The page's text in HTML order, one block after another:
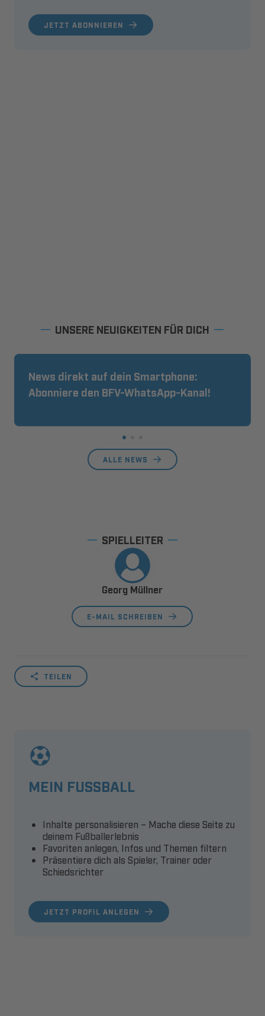
JETZT ABONNIEREN
UNSERE NEUIGKEITEN FÜR DICH
News direkt auf dein Smartphone:
Abonniere den BFV-WhatsApp-Kanal!
ALLE NEWS
SPIELLEITER
Georg Müllner
E-MAIL SCHREIBEN
TEILEN
MEIN FUSSBALL
JETZT PROFIL ANLEGEN
Inhalte personalisieren – Mache diese Seite zu
deinem Fußballerlebnis
Favoriten anlegen, Infos und Themen filtern
Präsentiere dich als Spieler, Trainer oder
Schiedsrichter